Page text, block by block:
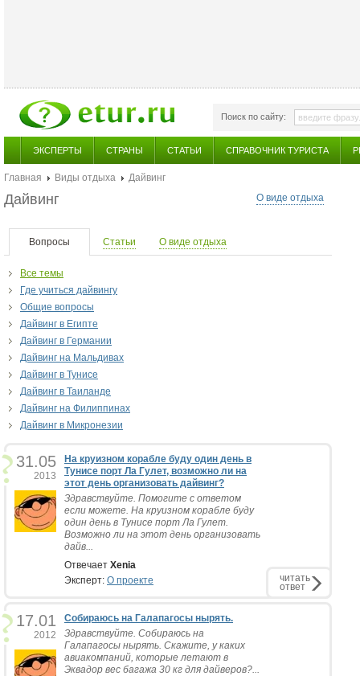
Поиск по сайту:
ЭКСПЕРТЫ СТРАНЫ СТАТЬИ СПРАВОЧНИК ТУРИСТА
Главная Виды отдыха
Дайвинг
О виде отдыха
Дайвинг
Вопросы Статьи О виде отдыха
Все темы
Где учиться дайвингу
Общие вопросы
Дайвинг в Египте
Дайвинг в Германии
Дайвинг на Мальдивах
Дайвинг в Тунисе
Дайвинг в Таиланде
Дайвинг на Филиппинах
Дайвинг в Микронезии
31.05
2013
На круизном корабле буду один день в
Тунисе порт Ла Гулет, возможно ли на
этот день организовать дайвинг?
Здравствуйте. Помогите с ответом
если можете. На круизном корабле буду
один день в Тунисе порт Ла Гулет.
Возможно ли на этот день организовать
дайв...
Отвечает Xenia
Эксперт: О проекте читать
ответ
17.01
2012
Собираюсь на Галапагосы нырять.
Здравствуйте. Собираюсь на
Галапагосы нырять. Скажите, у каких
авиакомпаний, которые летают в
Эквадор вес багажа 30 кг для дайверов?...